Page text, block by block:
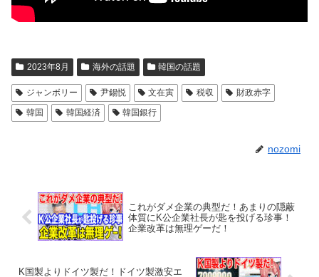
2023年8月 海外の話題 韓国の話題
ジャンボリー 尹錫悦 文在寅 税収
財政赤字
韓国
韓国経済 韓国銀行
nozomi
これがダメ企業の典型だ！あまりの隠蔽
体質にK公企業社長が匙を投げる珍事！
企業改革は無理ゲーだ！
K国製よりドイツ製だ！ドイツ製激安エ